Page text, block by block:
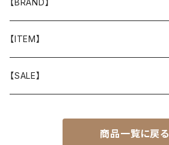
【BRAND】
山と道
T-SHIRT
迷迭香
【ITEM】
WEAR
【SALE】
商品一覧に戻る